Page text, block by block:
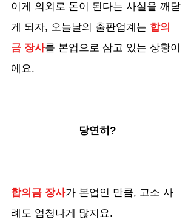
이게 의외로 돈이 된다는 사실을 깨닫
게 되자, 오늘날의 출판업계는 합의
금 장사를 본업으로 삼고 있는 상황이
에요.
당연히?
합의금 장사가 본업인 만큼, 고소 사
례도 엄청나게 많지요.